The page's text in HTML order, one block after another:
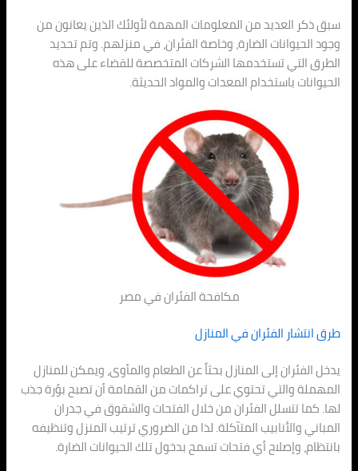
سبق ذكر العديد من المعلومات المهمة لأولئك الذين يعانون من
وجود الحيوانات الضارة، وخاصة الفئران، في منزلهم. وتم تحديد
الطرق التي تستخدمها الشركات المتخصصة للقضاء على هذه
الحيوانات باستخدام المعدات والمواد الحديثة.
مكافحة الفئران في مصر
طرق انتشار الفئران في المنازل
يدخل الفئران إلى المنازل بحثاً عن الطعام والمأوى، ويمكن للمنازل
المهملة والتي تحتوي على تراكمات من القمامة أن تصبح بؤرة جذب
لها. كما تتسلل الفئران من خلال الفتحات والشقوق في جدران
المباني والأنابيب المتآكلة. لذا من الضروري ترتيب المنزل وتنظيفه
بانتظام، وإصلاح أي فتحات تسمح بدخول تلك الحيوانات الضارة.